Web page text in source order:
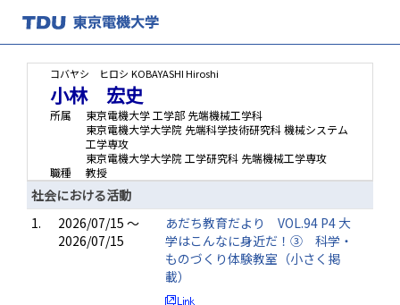
コバヤシ ヒロシ KOBAYASHI Hiroshi
小林 宏史
所属
東京電機大学 工学部 先端機械工学科
東京電機大学大学院 先端科学技術研究科 機械システム
工学専攻
東京電機大学大学院 工学研究科 先端機械工学専攻
職種
教授
社会における活動
1.
2026/07/15 ～
2026/07/15
あだち教育だより VOL.94 P4 大
学はこんなに身近だ！③ 科学・
ものづくり体験教室（小さく掲
載）